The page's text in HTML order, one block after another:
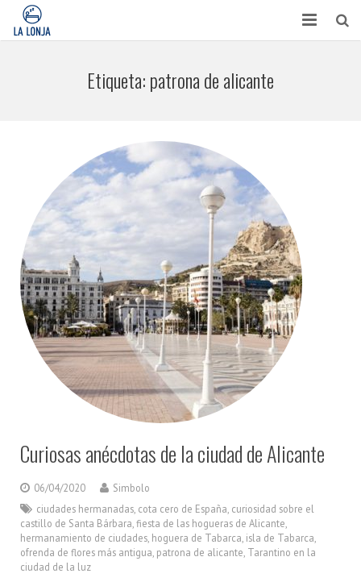
APARTAMENTOS
Etiqueta:patrona de alicante
Curiosas anécdotas de la ciudad de Alicante
06/04/2020
Simbolo
ciudades hermanadas cota cero de España curiosidad sobre el
castillo de Santa Bárbara fiesta de las hogueras de Alicante
hermanamiento de ciudades hoguera de Tabarca isla de Tabarca
ofrenda de flores más antigua patrona de alicante Tarantino en la
ciudad de la luz